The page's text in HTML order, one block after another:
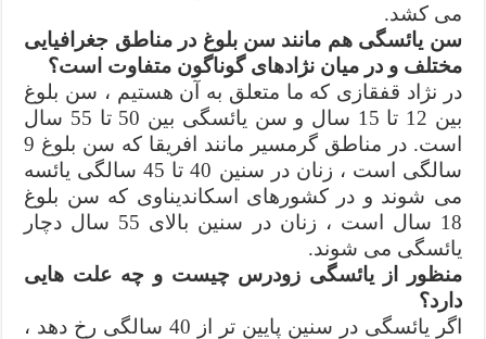
می کشد.
سن یائسگی هم مانند سن بلوغ در مناطق جغرافیایی
مختلف و در میان نژادهای گوناگون متفاوت است؟
در نژاد قفقازی که ما متعلق به آن هستیم ، سن بلوغ
بین 12 تا 15 سال و سن یائسگی بین 50 تا 55 سال
است. در مناطق گرمسیر مانند افریقا که سن بلوغ 9
سالگی است ، زنان در سنین 40 تا 45 سالگی یائسه
می شوند و در کشورهای اسکاندیناوی که سن بلوغ
18 سال است ، زنان در سنین بالای 55 سال دچار
یائسگی می شوند.
منظور از یائسگی زودرس چیست و چه علت هایی
دارد؟
اگر یائسگی در سنین پایین تر از 40 سالگی رخ دهد ،